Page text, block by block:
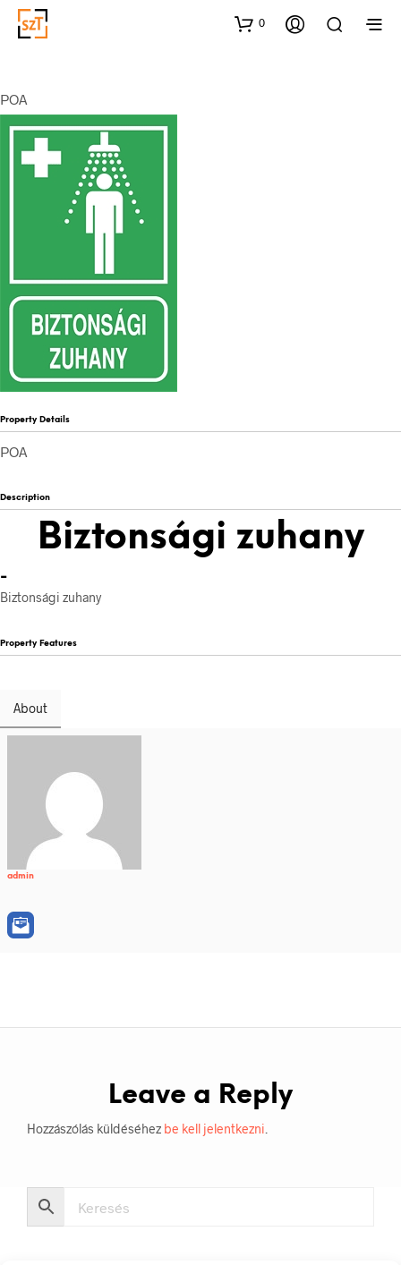
0
POA
Property Details
POA
Description
Biztonsági zuhany
-
Biztonsági zuhany
Property Features
About
admin
Leave a Reply
Hozzászólás küldéséhez be kell jelentkezni